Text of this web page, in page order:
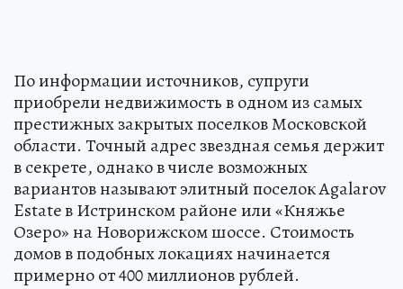
По информации источников, супруги
приобрели недвижимость в одном из самых
престижных закрытых поселков Московской
области. Точный адрес звездная семья держит
в секрете, однако в числе возможных
вариантов называют элитный поселок Agalarov
Estate в Истринском районе или «Княжье
Озеро» на Новорижском шоссе. Стоимость
домов в подобных локациях начинается
примерно от 400 миллионов рублей.